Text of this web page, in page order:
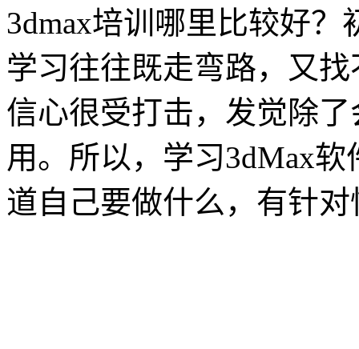
3dmax培训哪里比较好
学习往往既走弯路，又
信心很受打击，发觉除
用。所以，学习3dMax
道自己要做什么，有针